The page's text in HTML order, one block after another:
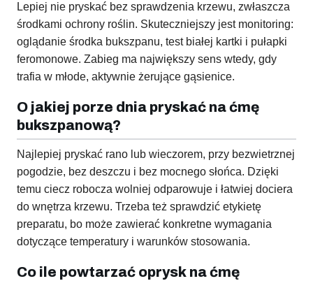
Lepiej nie pryskać bez sprawdzenia krzewu, zwłaszcza
środkami ochrony roślin. Skuteczniejszy jest monitoring:
oglądanie środka bukszpanu, test białej kartki i pułapki
feromonowe. Zabieg ma największy sens wtedy, gdy
trafia w młode, aktywnie żerujące gąsienice.
O jakiej porze dnia pryskać na ćmę
bukszpanową?
Najlepiej pryskać rano lub wieczorem, przy bezwietrznej
pogodzie, bez deszczu i bez mocnego słońca. Dzięki
temu ciecz robocza wolniej odparowuje i łatwiej dociera
do wnętrza krzewu. Trzeba też sprawdzić etykietę
preparatu, bo może zawierać konkretne wymagania
dotyczące temperatury i warunków stosowania.
Co ile powtarzać oprysk na ćmę